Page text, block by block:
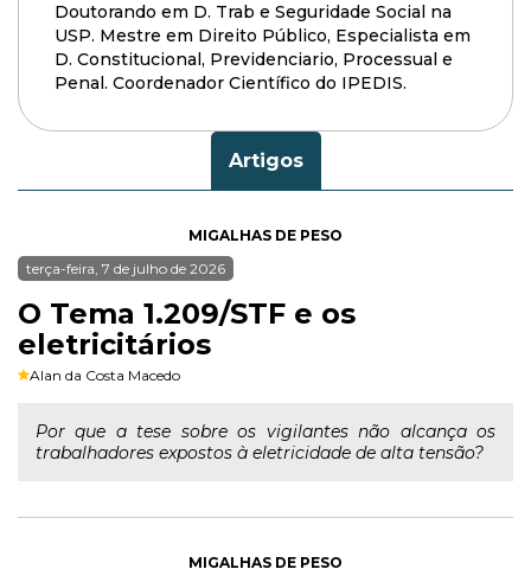
Doutorando em D. Trab e Seguridade Social na
USP. Mestre em Direito Público, Especialista em
D. Constitucional, Previdenciario, Processual e
Penal. Coordenador Científico do IPEDIS.
Artigos
MIGALHAS DE PESO
terça-feira, 7 de julho de 2026
O Tema 1.209/STF e os
eletricitários
Alan da Costa Macedo
Por que a tese sobre os vigilantes não alcança os
trabalhadores expostos à eletricidade de alta tensão?
MIGALHAS DE PESO